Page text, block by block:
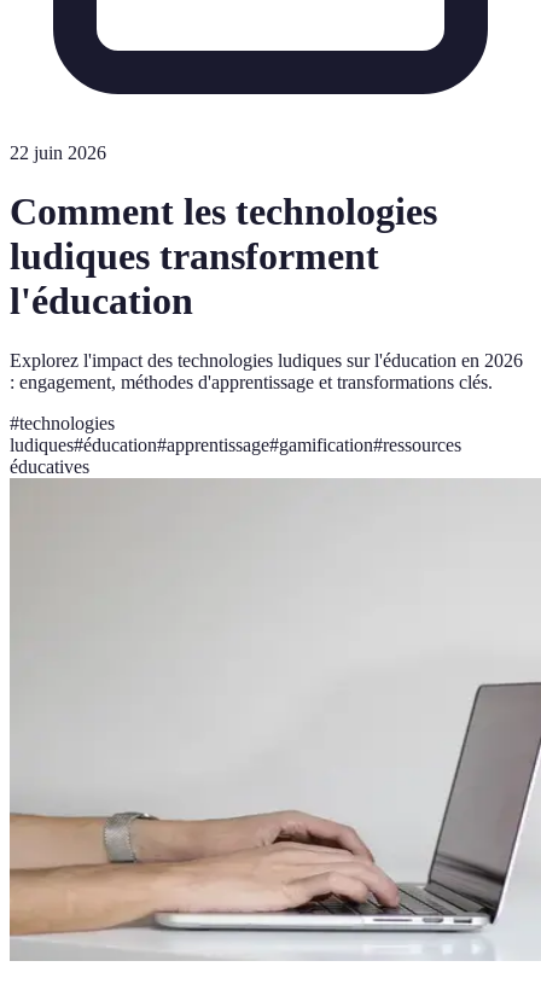
22 juin 2026
Comment les technologies
ludiques transforment
l'éducation
Explorez l'impact des technologies ludiques sur l'éducation en 2026
: engagement, méthodes d'apprentissage et transformations clés.
#technologies
ludiques#éducation#apprentissage#gamification#ressources
éducatives